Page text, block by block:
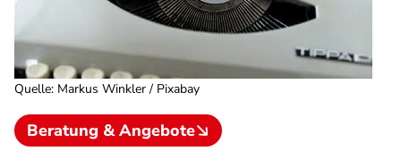
Quelle: Markus Winkler / Pixabay
Beratung & Angebote